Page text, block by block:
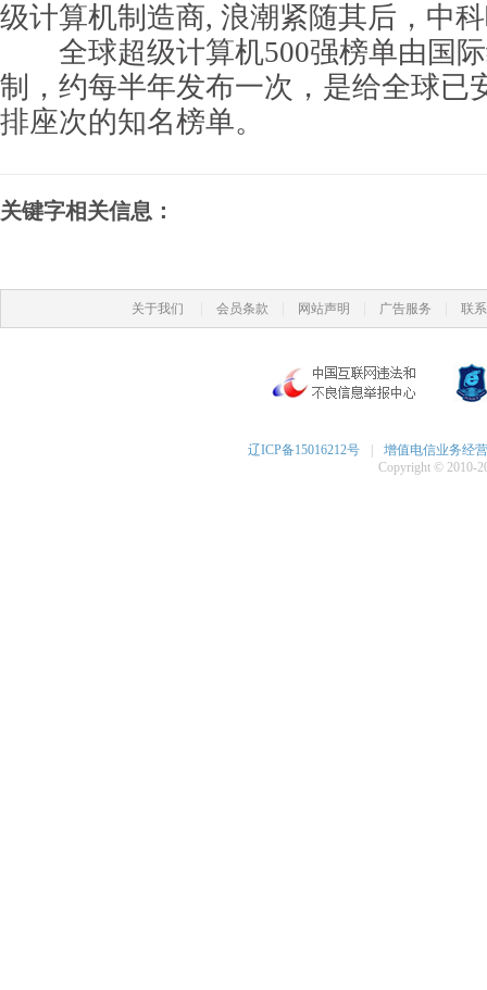
级计算机制造商, 浪潮紧随其后，中
全球超级计算机500强榜单由国际
制，约每半年发布一次，是给全球已
排座次的知名榜单。
关键字相关信息：
关于我们 会员条款 网站声明 广告服务 联
辽ICP备15016212号
增值电信业务经
Copyright © 2010-